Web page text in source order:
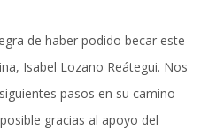
de haber podido becar este
Isabel Lozano Reátegui. Nos
pasos en su camino
gracias al apoyo del